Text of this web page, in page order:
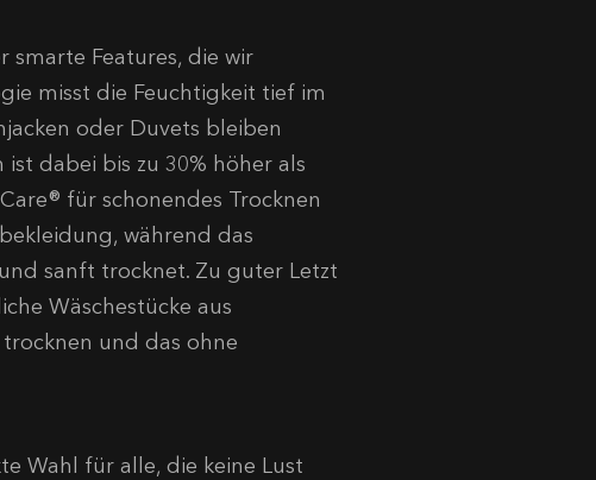
smarte Features, die wir
misst die Feuchtigkeit tief im
oder Duvets bleiben
dabei bis zu 30% höher als
für schonendes Trocknen
während das
sanft trocknet. Zu guter Letzt
Wäschestücke aus
und das ohne
Wahl für alle, die keine Lust